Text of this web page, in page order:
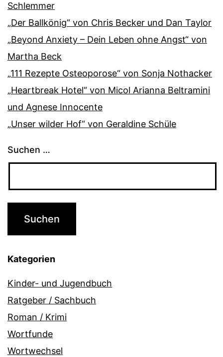
Schlemmer
„Der Ballkönig“ von Chris Becker und Dan Taylor
„Beyond Anxiety – Dein Leben ohne Angst“ von
Martha Beck
„111 Rezepte Osteoporose“ von Sonja Nothacker
„Heartbreak Hotel“ von Micol Arianna Beltramini
und Agnese Innocente
„Unser wilder Hof“ von Geraldine Schüle
Suchen …
Kategorien
Kinder- und Jugendbuch
Ratgeber / Sachbuch
Roman / Krimi
Wortfunde
Wortwechsel